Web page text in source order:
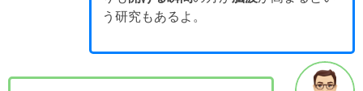
う研究もあるよ。